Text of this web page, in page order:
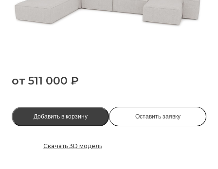
от 511 000 ₽
Добавить в корзину Оставить заявку
Скачать 3D модель